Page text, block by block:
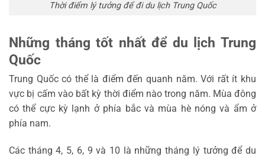
Thời điểm lý tưởng để đi du lịch Trung Quốc
Những tháng tốt nhất để du lịch Trung
Quốc
Trung Quốc có thể là điểm đến quanh năm. Với rất ít khu
vực bị cấm vào bất kỳ thời điểm nào trong năm. Mùa đông
có thể cực kỳ lạnh ở phía bắc và mùa hè nóng và ẩm ở
phía nam.
Các tháng 4, 5, 6, 9 và 10 là những tháng lý tưởng để du